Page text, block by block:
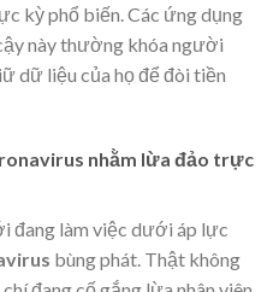
kỳ phổ biến. Các ứng dụng
này thường khóa người
dữ liệu của họ để đòi tiền
nhằm lừa đảo trực
đang làm việc dưới áp lực
bùng phát. Thật không